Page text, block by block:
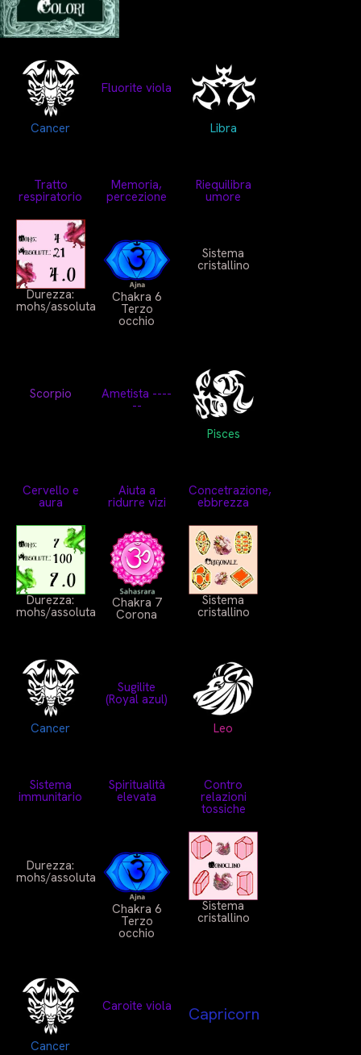
Cancer
Fluorite viola
Libra
Tratto
respiratorio
Memoria,
percezione
Riequilibra
umore
Durezza:
mohs/assoluta
Chakra 6
Terzo
occhio
Sistema
cristallino
Scorpio Ametista ----
--
Pisces
Cervello e
aura
Aiuta a
ridurre vizi
Concetrazione,
ebbrezza
Durezza:
mohs/assoluta
Chakra 7
Corona
Sistema
cristallino
Cancer
Sugilite
(Royal azul)
Leo
Sistema
immunitario
Spiritualità
elevata
Contro
relazioni
tossiche
Durezza:
mohs/assoluta
Chakra 6
Terzo
occhio
Sistema
cristallino
Cancer
Caroite viola Capricorn